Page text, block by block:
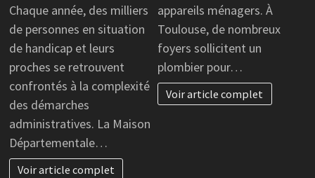
Chaque année, des milliers
de personnes en situation
de handicap et leurs
proches se retrouvent
confrontés à la complexité
des démarches
administratives. La Maison
Départementale…
Voir article complet
appareils ménagers. À
Toulouse, de nombreux
foyers sollicitent un
plombier pour…
Voir article complet